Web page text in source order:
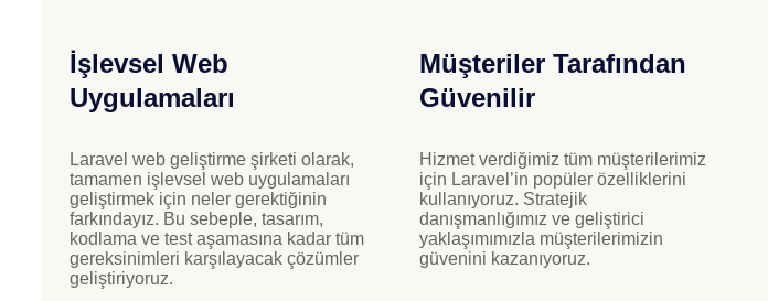
İşlevsel Web
Uygulamaları
Laravel web geliştirme şirketi olarak,
tamamen işlevsel web uygulamaları
geliştirmek için neler gerektiğinin
farkındayız. Bu sebeple, tasarım,
kodlama ve test aşamasına kadar tüm
gereksinimleri karşılayacak çözümler
geliştiriyoruz.
Müşteriler Tarafından
Güvenilir
Hizmet verdiğimiz tüm müşterilerimiz
için Laravel’in popüler özelliklerini
kullanıyoruz. Stratejik
danışmanlığımız ve geliştirici
yaklaşımımızla müşterilerimizin
güvenini kazanıyoruz.